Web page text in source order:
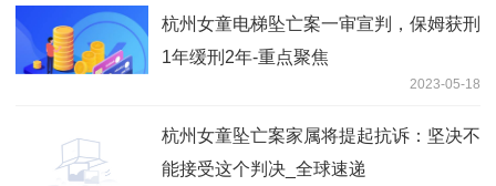
杭州女童电梯坠亡案一审宣判，保姆获刑
1年缓刑2年-重点聚焦
2023-05-18
杭州女童坠亡案家属将提起抗诉：坚决不
能接受这个判决_全球速递